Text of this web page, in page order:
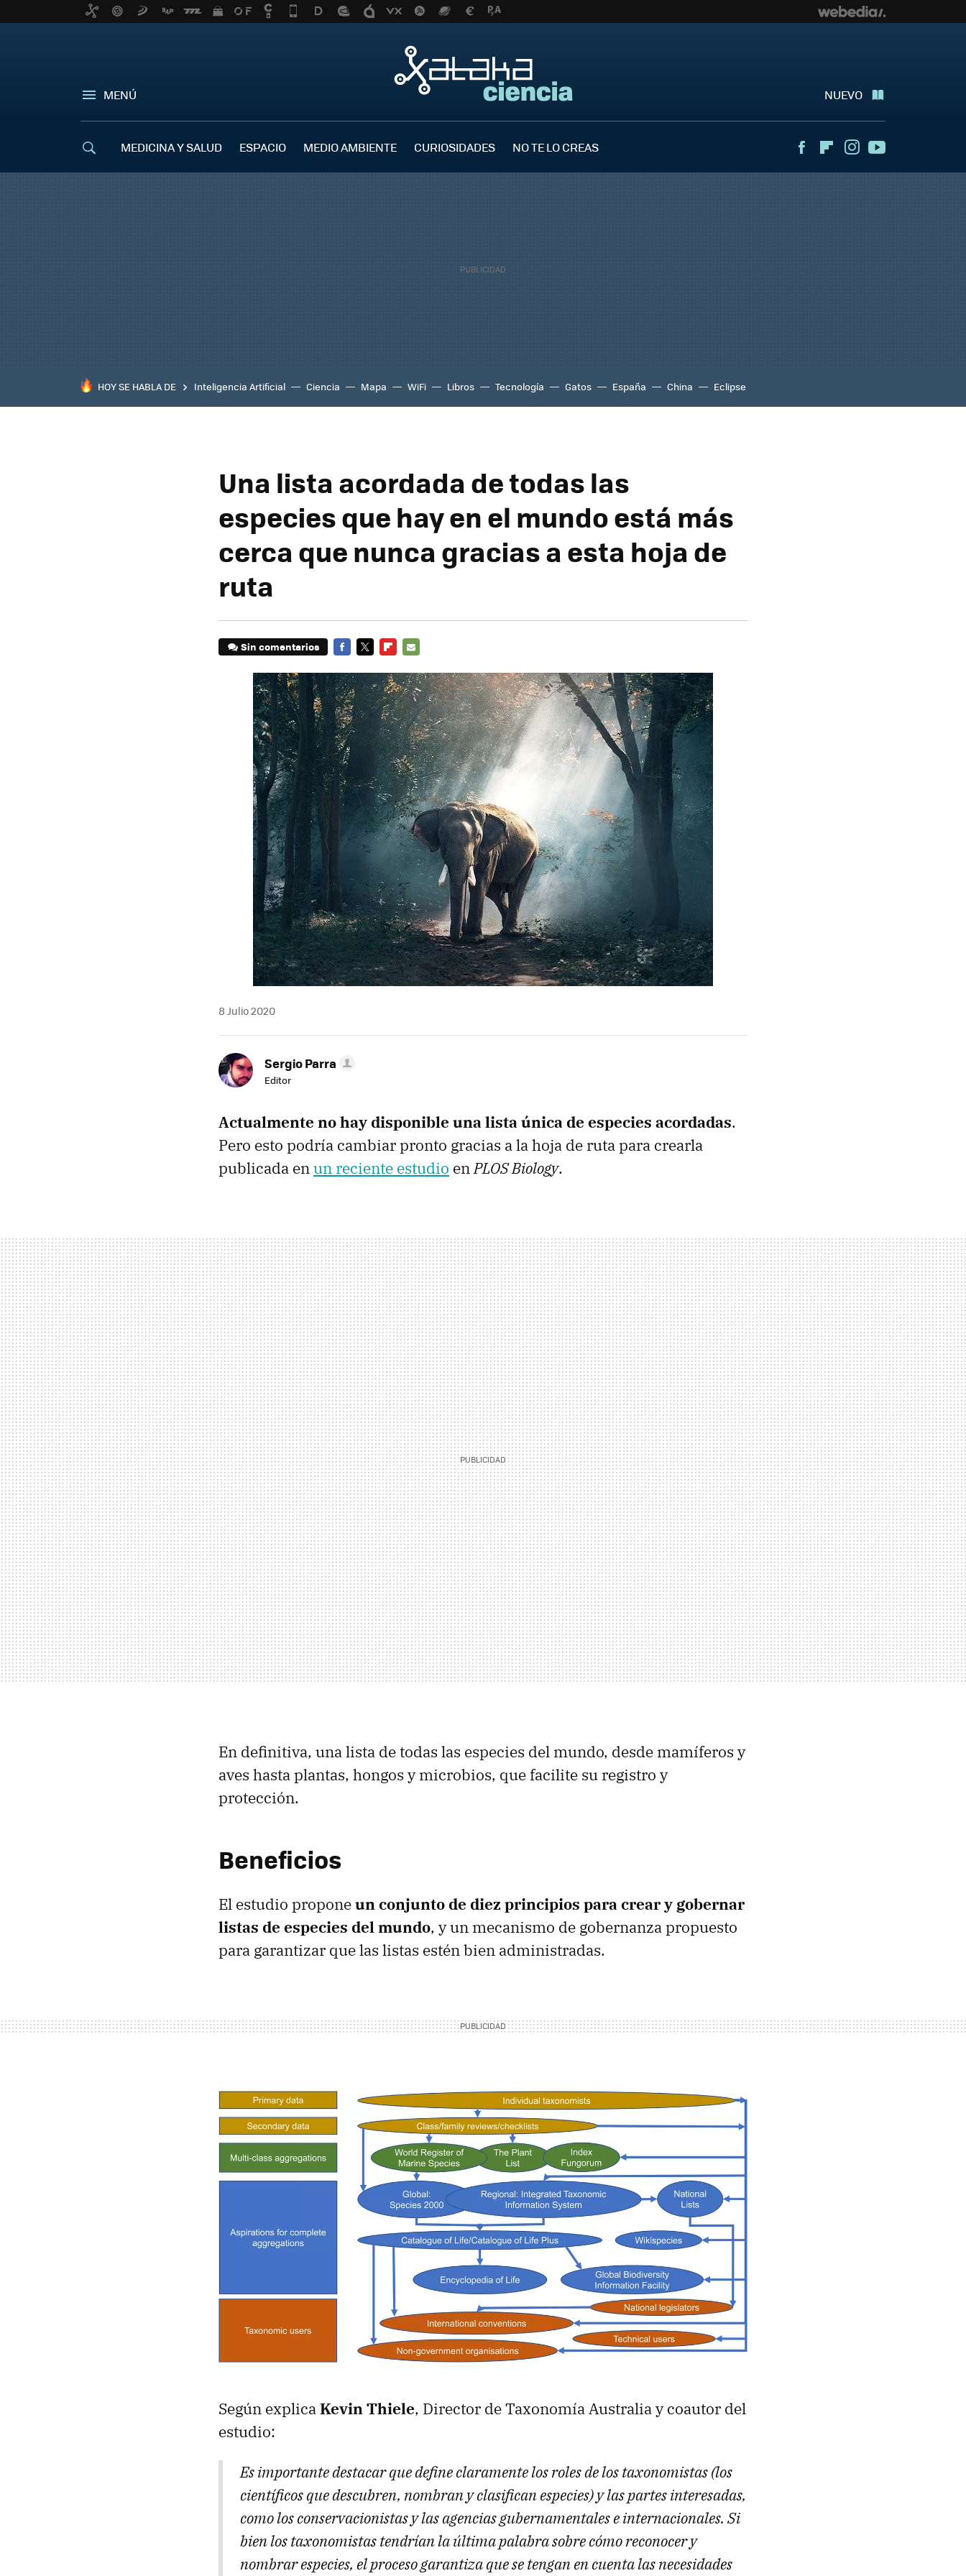
MENÚ NUEVO
MEDICINA Y SALUD ESPACIO MEDIO AMBIENTE CURIOSIDADES NO TE LO CREAS FacebookFlipboardInstagram
HOY SE HABLA DE Inteligencia Artificial Ciencia Mapa WiFi Libros Tecnología Gatos España China Eclipse
Una lista acordada de todas las
especies que hay en el mundo está más
cerca que nunca gracias a esta hoja de
ruta
Sin comentarios
MAIL
8 Julio 2020
Sergio Parra
Editor
Actualmente no hay disponible una lista única de especies acordadas.
Pero esto podría cambiar pronto gracias a la hoja de ruta para crearla
publicada enun reciente estudio enPLOS Biology.
En definitiva, una lista de todas las especies del mundo, desde mamíferos y
aves hasta plantas, hongos y microbios, que facilite su registro y
protección.
Beneficios
El estudio proponeun conjunto de diez principios para crear y gobernar
listas de especies del mundo, y un mecanismo de gobernanza propuesto
para garantizar que las listas estén bien administradas.
Según explicaKevin Thiele, Director de Taxonomía Australia y coautor del
estudio:
Es importante destacar que define claramente los roles de los taxonomistas (los
científicos que descubren, nombran y clasifican especies) y las partes interesadas,
como los conservacionistas y las agencias gubernamentales e internacionales. Si
bien los taxonomistas tendrían la última palabra sobre cómo reconocer y
nombrar especies, el proceso garantiza que se tengan en cuenta las necesidades